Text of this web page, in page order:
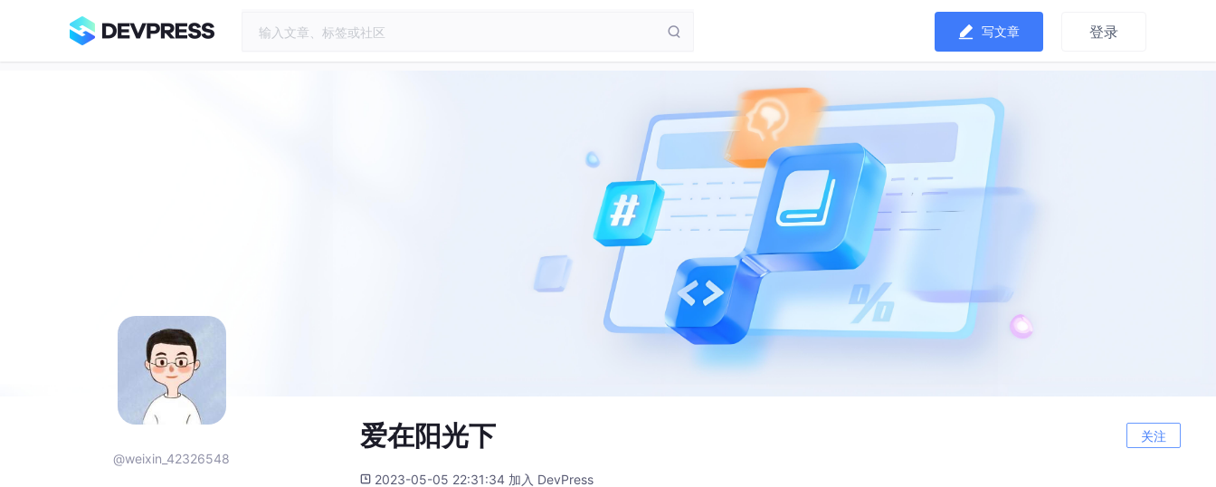
写文章 登录
@weixin_42326548
爱在阳光下 关注
2023-05-05 22:31:34 加入 DevPress